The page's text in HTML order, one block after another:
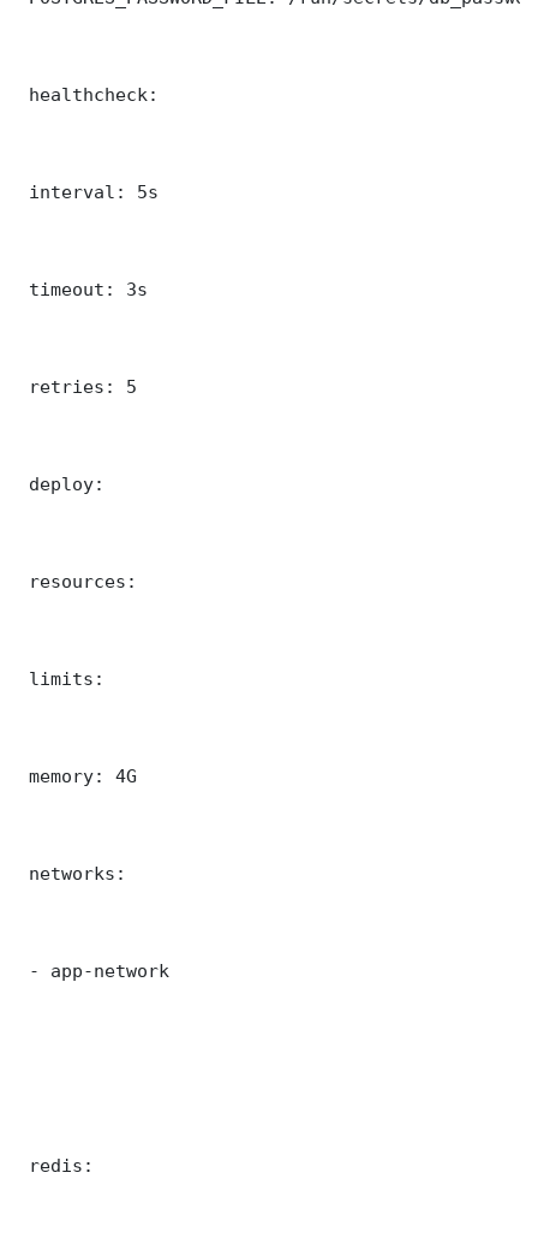
healthcheck:
interval: 5s
timeout: 3s
retries: 5
deploy:
resources:
limits:
memory: 4G
networks:
- app-network
redis: